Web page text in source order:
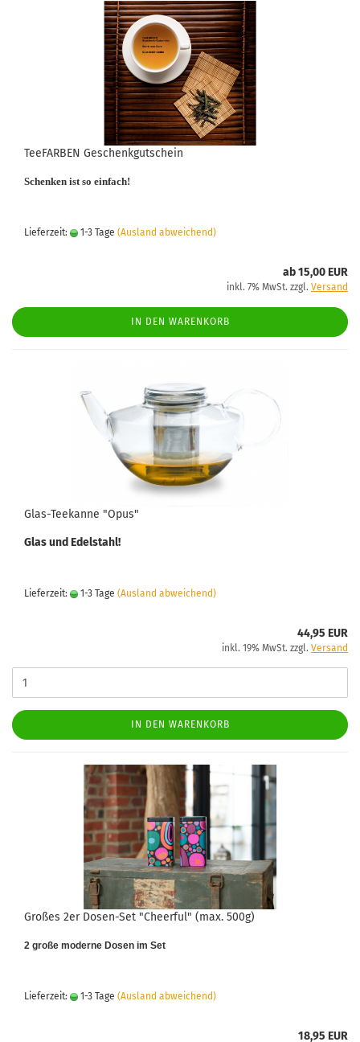
TeeFARBEN Geschenkgutschein
Schenken ist so einfach!
Lieferzeit: 1-3 Tage (Ausland abweichend)
ab 15,00 EUR
inkl. 7% MwSt. zzgl. Versand
IN DEN WARENKORB
Glas-Teekanne "Opus"
Glas und Edelstahl!
Lieferzeit: 1-3 Tage (Ausland abweichend)
44,95 EUR
inkl. 19% MwSt. zzgl. Versand
IN DEN WARENKORB
Großes 2er Dosen-Set "Cheerful" (max. 500g)
2 große moderne Dosen im Set
Lieferzeit: 1-3 Tage (Ausland abweichend)
18,95 EUR